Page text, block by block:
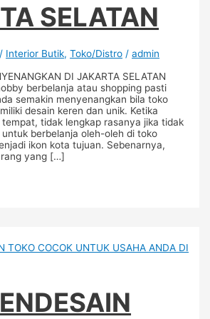
SELATAN
/ Interior Butik,Toko/Distro /admin
DI JAKARTA SELATAN
berbelanja atau shopping pasti
semakin menyenangkan bila toko
desain keren dan unik. Ketika
tidak lengkap rasanya jika tidak
berbelanja oleh-oleh di toko
ikon kota tujuan. Sebenarnya,
yang […]